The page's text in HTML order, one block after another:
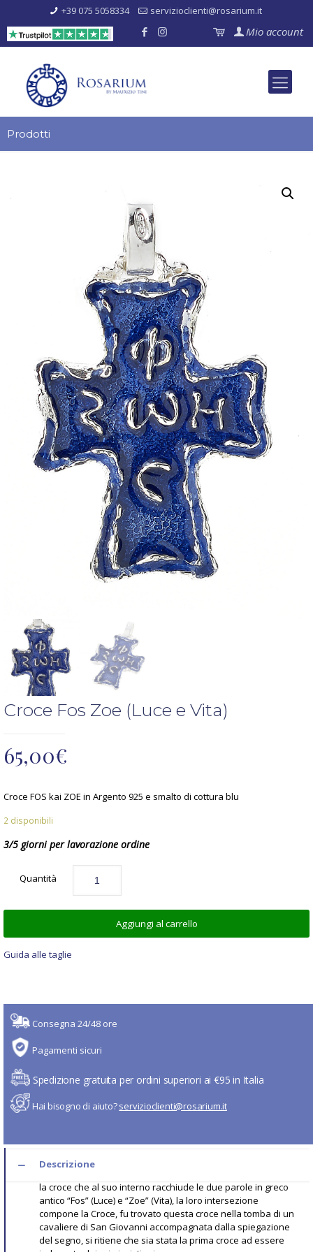
+39 075 5058334 servizioclienti@rosarium.it
Mio account
Prodotti
Croce Fos Zoe (Luce e Vita)
65,00€
Croce FOS kai ZOE in Argento 925 e smalto di cottura blu
2 disponibili
3/5 giorni per lavorazione ordine
Quantità
Aggiungi al carrello
Guida alle taglie
Consegna 24/48 ore
Pagamenti sicuri
Spedizione gratuita per ordini superiori ai €95 in Italia
Hai bisogno di aiuto?servizioclienti@rosarium.it
Descrizione
la croce che al suo interno racchiude le due parole in greco
antico “Fos” (Luce) e “Zoe” (Vita), la loro intersezione
compone la Croce, fu trovato questa croce nella tomba di un
cavaliere di San Giovanni accompagnata dalla spiegazione
del segno, si ritiene che sia stata la prima croce ad essere